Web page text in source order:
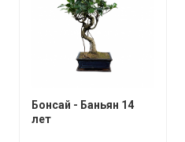
Бонсай - Баньян 14
лет